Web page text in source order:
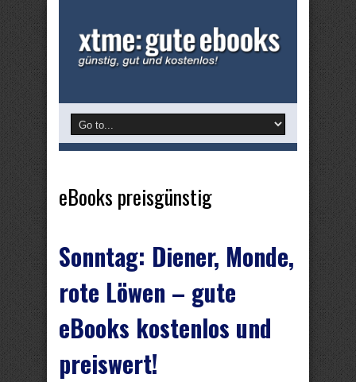
eBooks preisgünstig
Sonntag: Diener, Monde,
rote Löwen – gute
eBooks kostenlos und
preiswert!